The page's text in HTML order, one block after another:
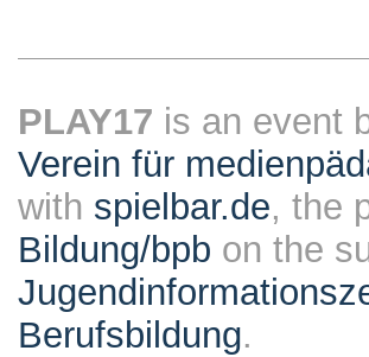
PLAY17 is an event
Verein für
with spielbar.de, the
Bildung/bpb on the
Berufsbildung.